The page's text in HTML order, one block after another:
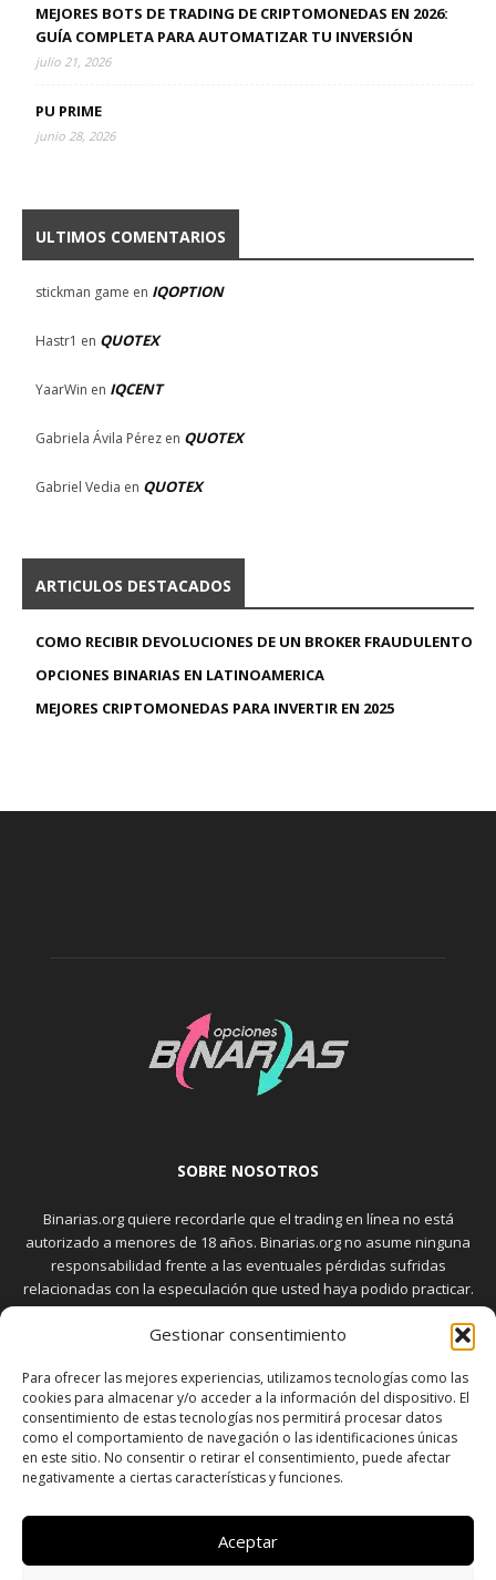
Gestionar consentimiento
Para ofrecer las mejores experiencias, utilizamos tecnologías como las
cookies para almacenar y/o acceder a la información del dispositivo. El
consentimiento de estas tecnologías nos permitirá procesar datos
como el comportamiento de navegación o las identificaciones únicas
en este sitio. No consentir o retirar el consentimiento, puede afectar
negativamente a ciertas características y funciones.
Aceptar
MEJORES BOTS DE TRADING DE CRIPTOMONEDAS EN 2026:
GUÍA COMPLETA PARA AUTOMATIZAR TU INVERSIÓN
julio 21, 2026
PU PRIME
junio 28, 2026
ULTIMOS COMENTARIOS
stickman game en IQOPTION
Hastr1 en QUOTEX
YaarWin en IQCENT
Gabriela Ávila Pérez en QUOTEX
Gabriel Vedia en QUOTEX
ARTICULOS DESTACADOS
COMO RECIBIR DEVOLUCIONES DE UN BROKER FRAUDULENTO
OPCIONES BINARIAS EN LATINOAMERICA
MEJORES CRIPTOMONEDAS PARA INVERTIR EN 2025
SOBRE NOSOTROS
Binarias.org quiere recordarle que el trading en línea no está
autorizado a menores de 18 años. Binarias.org no asume ninguna
responsabilidad frente a las eventuales pérdidas sufridas
relacionadas con la especulación que usted haya podido practicar.
El trading en el mercado de opciones binarias implica riesgos
elevados. Usted debe conocer y aceptar estos riesgos, que
transacciones bursátiles.
SÍGUENOS